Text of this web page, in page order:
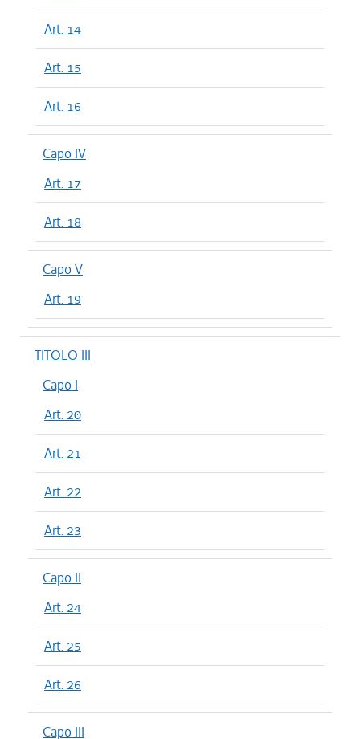
Art. 14
Art. 15
Art. 16
Capo IV
Art. 17
Art. 18
Capo V
Art. 19
TITOLO III
Capo I
Art. 20
Art. 21
Art. 22
Art. 23
Capo II
Art. 24
Art. 25
Art. 26
Capo III